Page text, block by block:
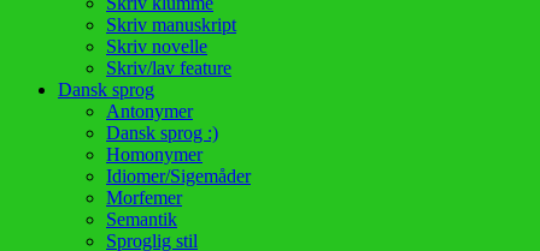
Skriv manuskript
Skriv novelle
Skriv/lav feature
Dansk sprog
Antonymer
Dansk sprog :)
Homonymer
Idiomer/Sigemåder
Morfemer
Semantik
Sproglig stil